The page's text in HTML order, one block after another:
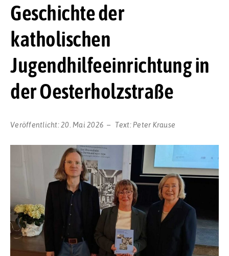
Geschichte der
katholischen
Jugendhilfeeinrichtung in
der Oesterholzstraße
Veröffentlicht:20. Mai 2026 Text:Peter Krause